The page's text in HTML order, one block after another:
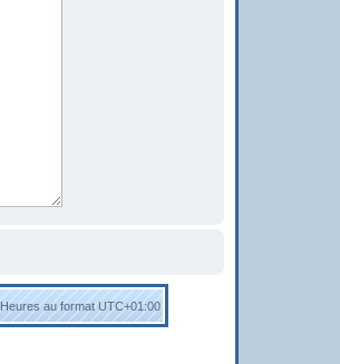
Heures au formatUTC+01:00